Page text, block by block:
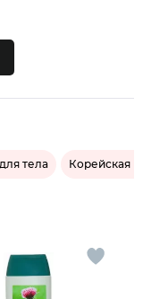
тела Корейская